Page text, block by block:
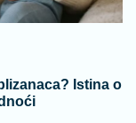
Istina o